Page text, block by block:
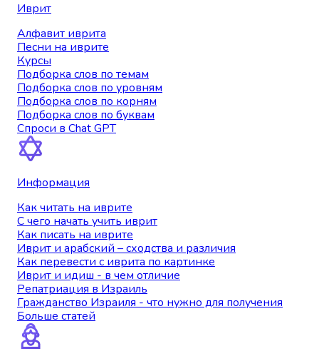
Иврит
Алфавит иврита
Песни на иврите
Курсы
Подборка слов по темам
Подборка слов по уровням
Подборка слов по корням
Подборка слов по буквам
Спроси в Chat GPT
Информация
Как читать на иврите
С чего начать учить иврит
Как писать на иврите
Иврит и арабский – сходства и различия
Как перевести с иврита по картинке
Иврит и идиш - в чем отличие
Репатриация в Израиль
Гражданство Израиля - что нужно для получения
Больше статей